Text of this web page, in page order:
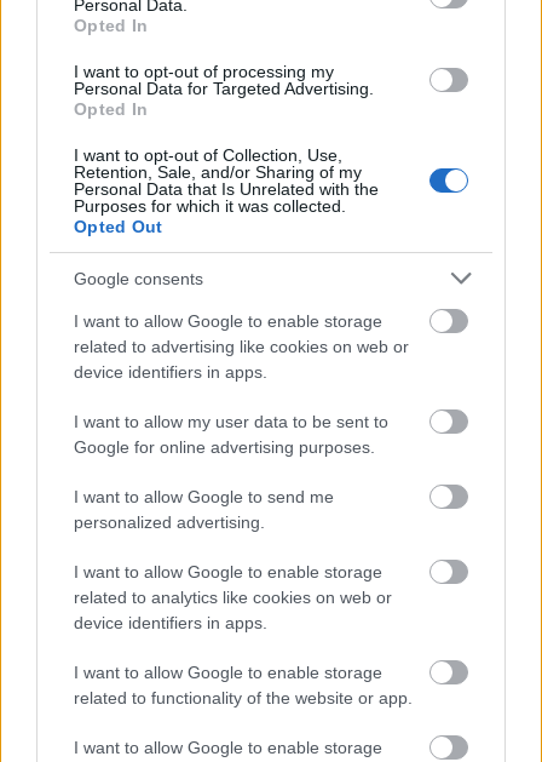
Personal Data.
Opted In
I want to opt-out of processing my
Personal Data for Targeted Advertising.
Opted In
I want to opt-out of Collection, Use,
Retention, Sale, and/or Sharing of my
Personal Data that Is Unrelated with the
Purposes for which it was collected.
Opted Out
Google consents
I want to allow Google to enable storage
related to advertising like cookies on web or
device identifiers in apps.
I want to allow my user data to be sent to
Google for online advertising purposes.
I want to allow Google to send me
personalized advertising.
I want to allow Google to enable storage
related to analytics like cookies on web or
device identifiers in apps.
I want to allow Google to enable storage
related to functionality of the website or app.
I want to allow Google to enable storage
műemlékfelújítás
megújul a tatai Angolkert
A projekt részeként megújulnak a területen található
Várkanyarban álló Nepomuki Szent János híd és szobor is.
Új gyalogosátkelők és jelzőlámpás
csomópont épül Angyalföldön
Másfélszeresére bővítik
Hódmezővásárhely jó hírű református
iskoláját
Látványos építési szakasz indult be a